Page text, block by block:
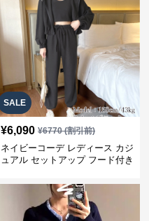
SALE
¥6,090 ¥6770(割引前)
ネイビーコーデ レディース カジ
ュアル セットアップ フード付き